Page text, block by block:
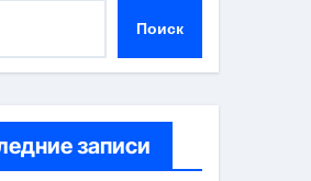
Поиск
записи